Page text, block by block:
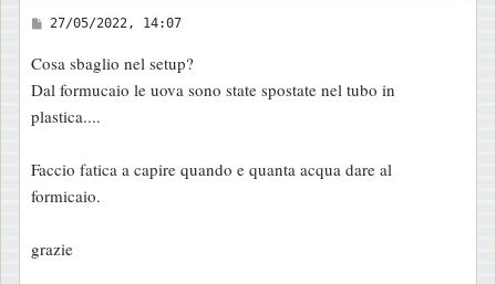
M
s
s
a
g
i
27/05/2022, 14:07
Cosa sbaglio nel setup?
Dal formucaio le uova sono state spostate nel tubo in
plastica....
Faccio fatica a capire quando e quanta acqua dare al
formicaio.
grazie